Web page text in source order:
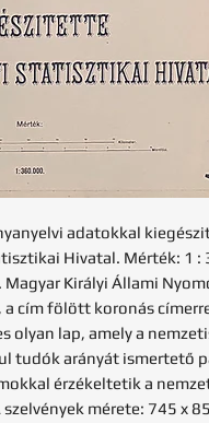
adatokkal
Hivatal. Mérték: 1 :
Magyar Királyi Állami
a cím fölött koronás
olyan lap, amely a
tudók arányát ismertető
érzékeltetik a
szelvények mérete: 745 x